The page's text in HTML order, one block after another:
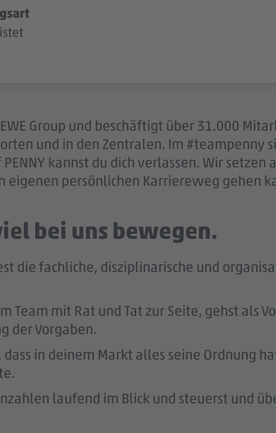
Group und beschäftigt über 31.000
und in den Zentralen. Im #teampenny
kannst du dich verlassen. Wir
eigenen persönlichen Karriereweg gehen
bei uns bewegen.
die fachliche, disziplinarische und
Team mit Rat und Tat zur Seite, gehst
der Vorgaben.
dass in deinem Markt alles seine Ordnung
laufend im Blick und steuerst und